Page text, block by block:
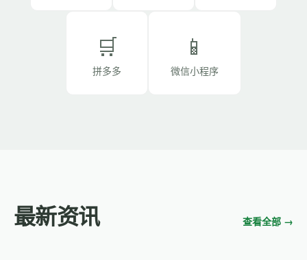
🛒
拼多多
📱
微信小程序
最新资讯 查看全部 →